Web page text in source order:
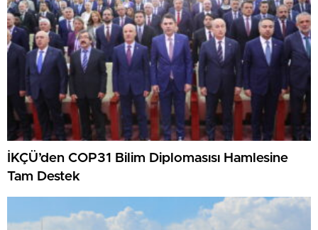
İKÇÜ’den COP31 Bilim Diplomasısı Hamlesine
Tam Destek